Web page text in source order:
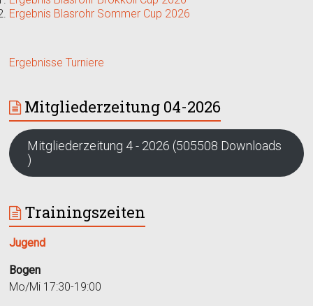
Ergebnis Blasrohr Sommer Cup 2026
Ergebnisse Turniere
Mitgliederzeitung 04-2026
Mitgliederzeitung 4 - 2026 (505508 Downloads
)
Trainingszeiten
Jugend
Bogen
Mo/Mi 17:30-19:00